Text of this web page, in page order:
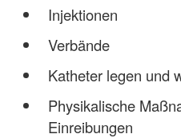
Injektionen
Verbände
Katheter legen und
Physikalische
Einreibungen